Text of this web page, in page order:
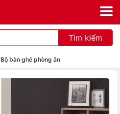
Tìm kiếm
Bộ bàn ghế phòng ăn